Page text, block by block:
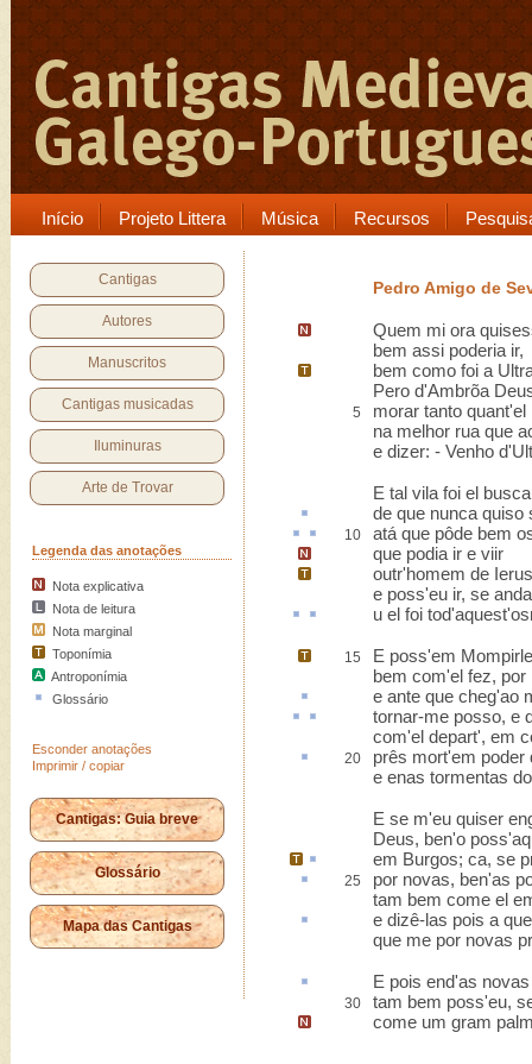
Início Projeto Littera Música Recursos
Cantigas
Autores
Manuscritos
Cantigas musicadas
Iluminuras
Arte de Trovar
Legenda das anotações
Nota explicativa
Nota de leitura
Nota marginal
Toponímia
Antroponímia
Glossário
Esconder anotações
Imprimir / copiar
Cantigas: Guia breve
Glossário
Mapa das Cantigas
Pedro Amigo de
Quem mi ora
bem assi poderia ir,
bem como foi a
Pero d'Ambrõa
5
morar tanto quant'el
na melhor rua que
e dizer: - Venho
E tal vila foi el
de que nunca quiso
10 atá que pôde bem
que podia ir e viir
outr'homem de
e poss'eu ir, se
u el foi tod'aquest
15 E poss'em
bem com'el fez, por
e ante que cheg'ao
tornar-me posso, e
com'el depart', em
20 prês mort'em poder
e enas tormentas
E se m'eu quiser
Deus, ben'o
em Burgos; ca, se
25
por novas, ben'as
tam bem come el
e dizê-las pois a
que me por novas
E pois end'as
30
tam bem poss'eu,
come um gram